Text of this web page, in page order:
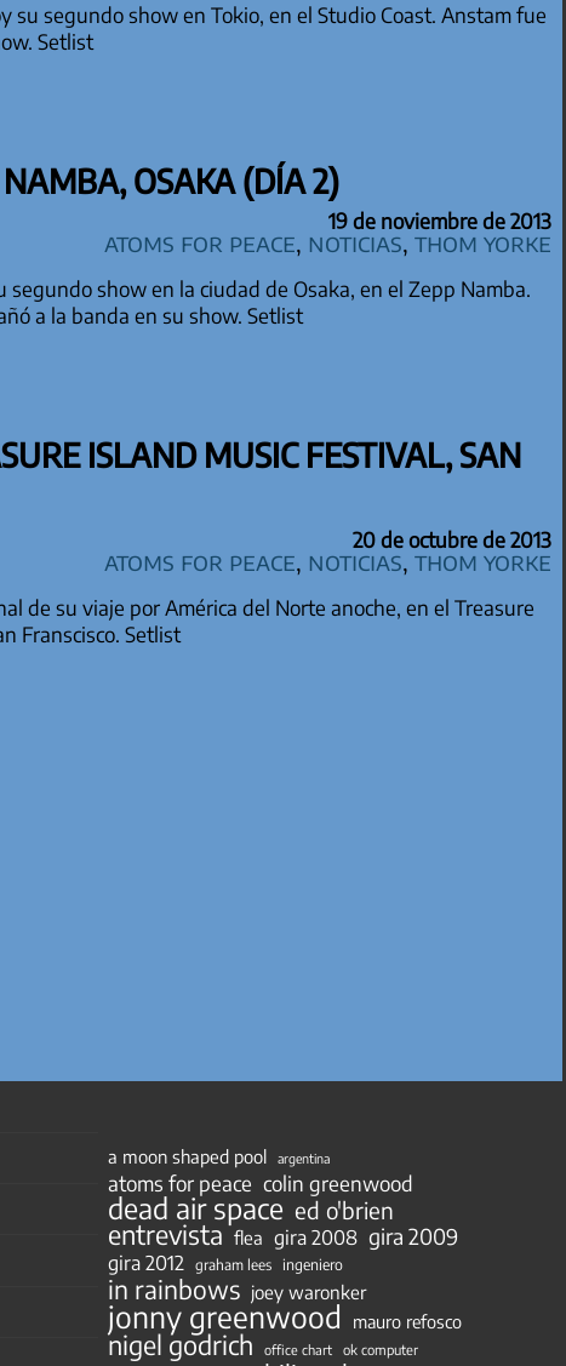
su segundo show en Tokio, en el Studio Coast. Anstam fue
Setlist
OSAKA (DÍA 2)
19 de noviembre de 2013
Atoms for Peace Noticias ,Thom Yorke
segundo show en la ciudad de Osaka, en el Zepp Namba.
a la banda en su show. Setlist
ISLAND MUSIC FESTIVAL, SAN
20 de octubre de 2013
Atoms for Peace Noticias ,Thom Yorke
de su viaje por América del Norte anoche, en el Treasure
Franscisco. Setlist
a moon shaped pool argentina
atoms for peace colin greenwood
dead air space ed o'brien
entrevista flea gira 2008 gira 2009
gira 2012 graham lees ingeniero
in rainbows joey waronker
jonny greenwood mauro refosco
nigel godrich office chart ok computer